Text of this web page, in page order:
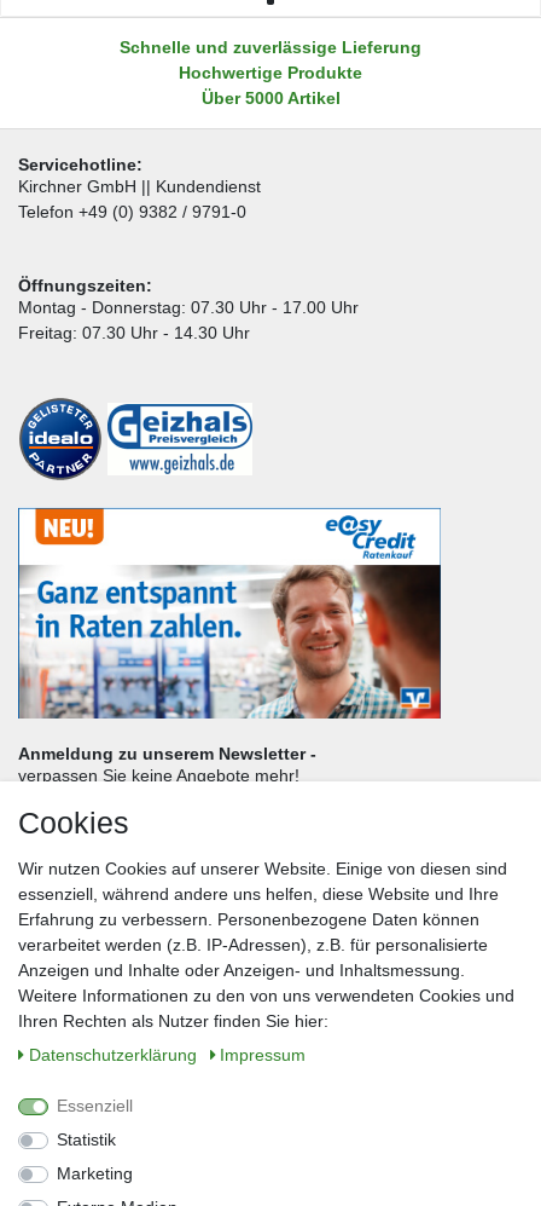
Schnelle und zuverlässige Lieferung
Hochwertige Produkte
Über 5000 Artikel
Servicehotline:
Kirchner GmbH || Kundendienst
Telefon +49 (0) 9382 / 9791-0
Öffnungszeiten:
Montag - Donnerstag: 07.30 Uhr - 17.00 Uhr
Freitag: 07.30 Uhr - 14.30 Uhr
Anmeldung zu unserem Newsletter -
verpassen Sie keine Angebote mehr!
Nachname*
E-Mail*
Sie können den Newsletter jederzeit kostenlos abbestellen.
** gilt für Lieferungen innerhalb Deutschlands, Lieferzeiten für andere Länder
entnehmen Sie bitte der Schaltfläche mit den Versandinformationen
Cookies
Wir nutzen Cookies auf unserer Website. Einige von diesen sind
essenziell, während andere uns helfen, diese Website und Ihre
Erfahrung zu verbessern. Personenbezogene Daten können
verarbeitet werden (z.B. IP-Adressen), z.B. für personalisierte
Anzeigen und Inhalte oder Anzeigen- und Inhaltsmessung.
Weitere Informationen zu den von uns verwendeten Cookies und
Ihren Rechten als Nutzer finden Sie hier:
Daten­schutz­erklärung
Impressum
Essenziell
Statistik
Marketing